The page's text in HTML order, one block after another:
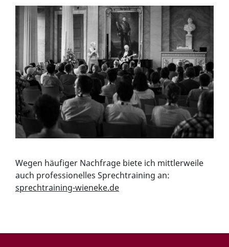
Wegen häufiger Nachfrage biete ich mittlerweile
auch professionelles Sprechtraining an:
sprechtraining-wieneke.de